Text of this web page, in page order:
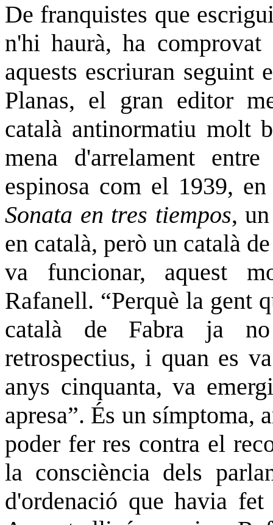
De franquistes que
n'hi haurà, ha
aquests escriuran
Planas, el gran editor
català antinormatiu molt
mena d'arrelament
espinosa com el 1939,
Sonata en tres tiempos,
en català, però un català
va funcionar, aquest
Rafanell. “Perquè la gent
català de Fabra ja no
retrospectius, i quan es
anys cinquanta, va
apresa”. És un símptoma,
poder fer res contra el
la consciència dels
d'ordenació que havia fet